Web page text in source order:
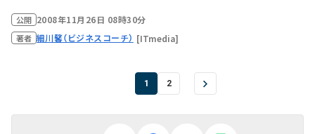
公開 2008年11月26日 08時30分
著者 細川馨（ビジネスコーチ） [ITmedia]
1 2